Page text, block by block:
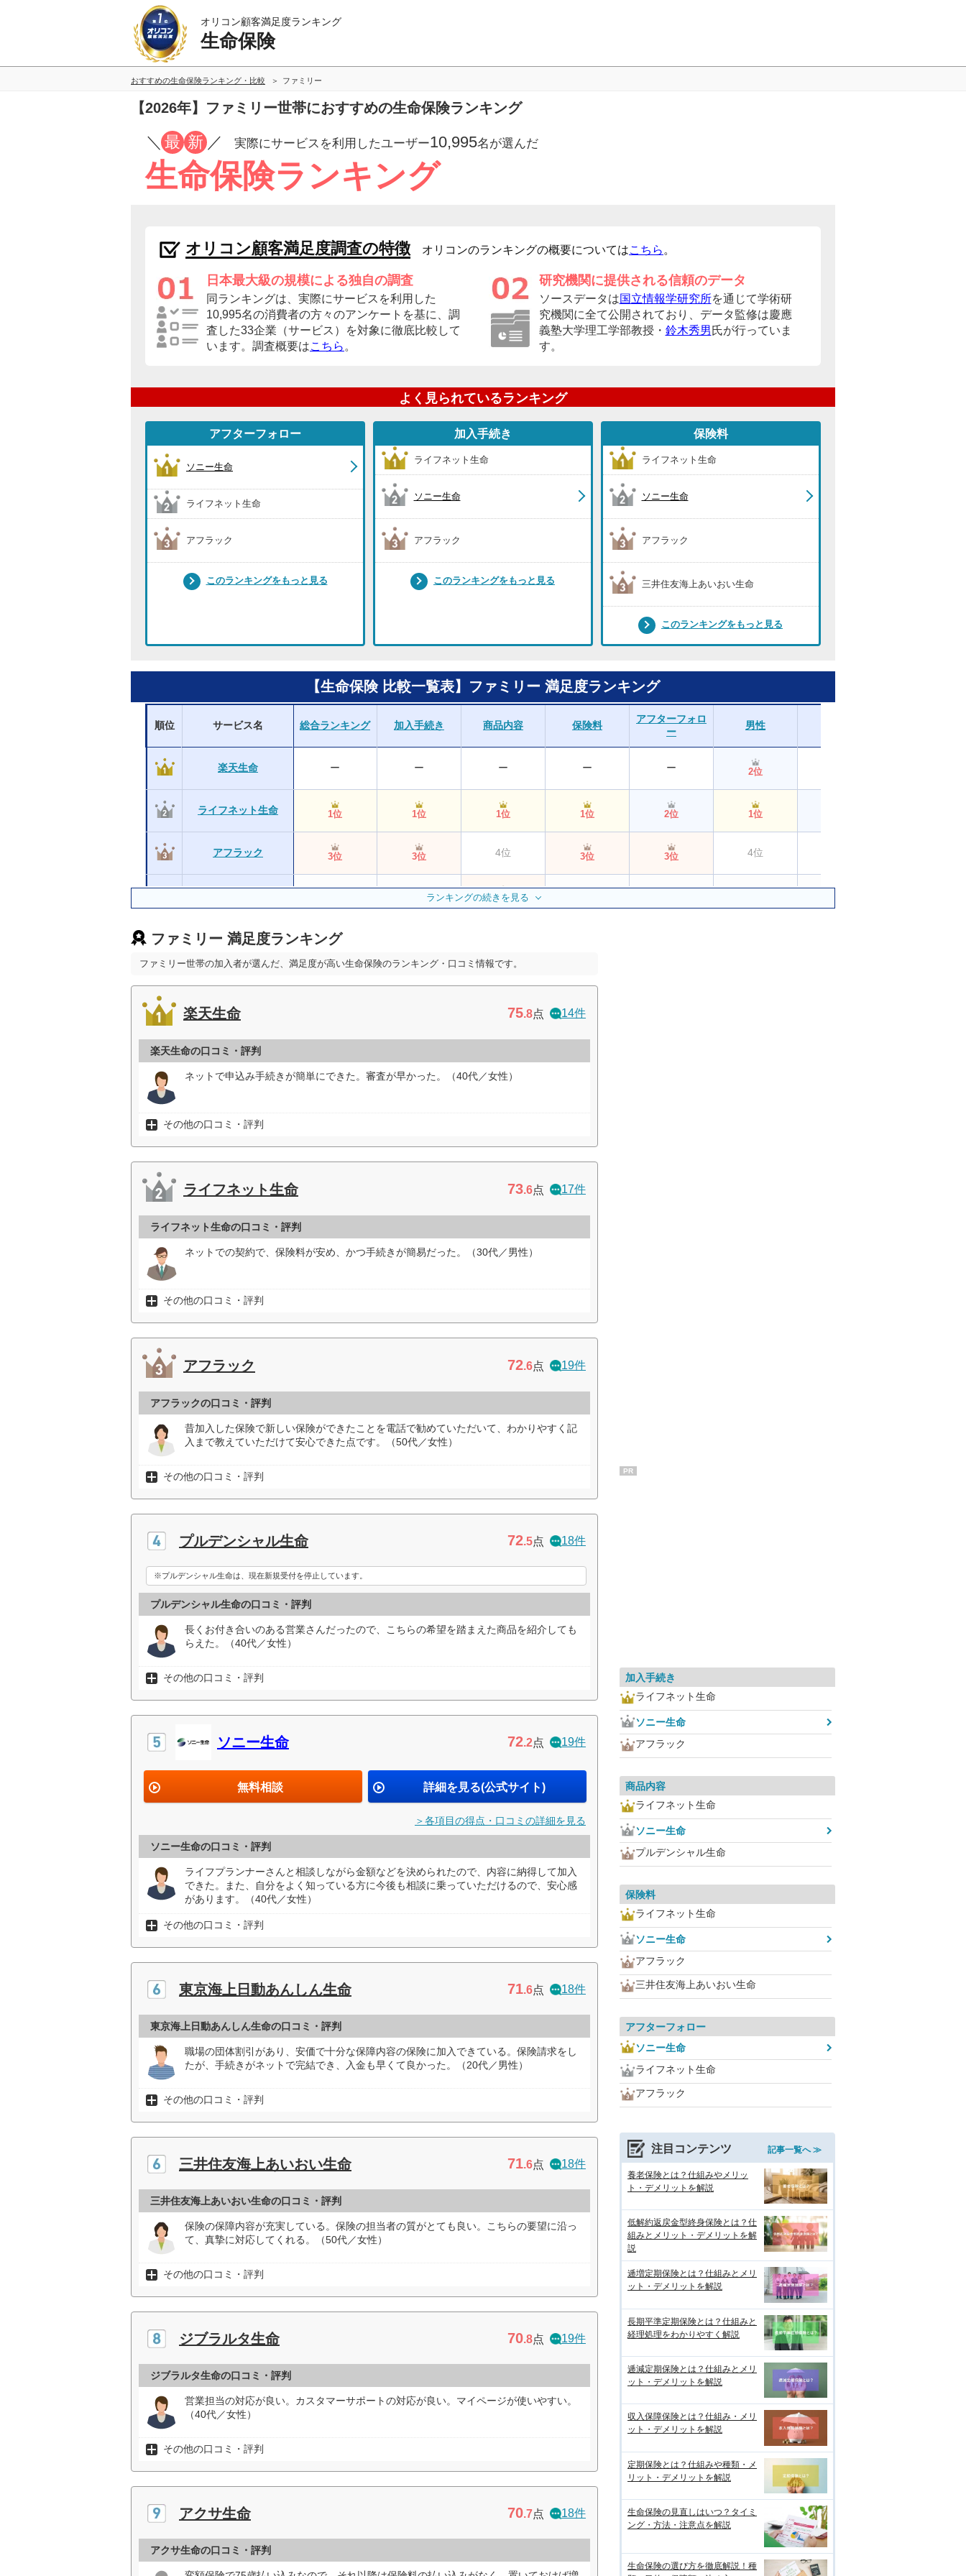
オリコン顧客満足度ランキング
生命保険
おすすめの生命保険ランキング・比較 ファミリー
【2026年】ファミリー世帯におすすめの生命保険ランキング
／ 最 新 ／ 実際にサービスを利用したユーザー10,995名が選んだ
生命保険ランキング
オリコン顧客満足度調査の特徴 オリコンのランキングの概要についてはこちら 。
日本最大級の規模による独自の調査
同ランキングは、実際にサービスを利用した
10,995名の消費者の方々のアンケートを基に、調
査した33企業（サービス）を対象に徹底比較して
います。調査概要はこちら 。
研究機関に提供される信頼のデータ
ソースデータは国立情報学研究所を通じて学術研
究機関に全て公開されており、データ監修は慶應
義塾大学理工学部教授・ 鈴木秀男 氏が行っていま
す。
よく見られているランキング
アフターフォロー
ソニー生命
ライフネット生命
アフラック
このランキングをもっと見る
加入手続き
ライフネット生命
ソニー生命
アフラック
このランキングをもっと見る
保険料
ライフネット生命
ソニー生命
アフラック
三井住友海上あいおい生命
このランキングをもっと見る
【生命保険 比較一覧表】ファミリー 満足度ランキング
順位 サービス名 総合ランキング 加入手続き 商品内容 保険料
アフターフォロ
ー
男性
楽天生命 ー ー ー ー ー 2位
ライフネット生命 1位 1位 1位 1位 2位 1位
アフラック 3位 3位 4位 3位 3位 4位
3位
ソニー生命 2位
生命
三井住友海上あいおい
ジブラルタ生命 8位 8位 9位 ー
オリックス生命 16位 ー ー ー
メットライフ生命 10位 10位
ランキングの続きを見る
ファミリー 満足度ランキング
ファミリー世帯の加入者が選んだ、満足度が高い生命保険のランキング・口コミ情報です。
楽天生命 75.8点 14件
楽天生命の口コミ・評判
ネットで申込み手続きが簡単にできた。審査が早かった。（40代／女性）
その他の口コミ・評判
ライフネット生命 73.6点 17件
ライフネット生命の口コミ・評判
ネットでの契約で、保険料が安め、かつ手続きが簡易だった。（30代／男性）
その他の口コミ・評判
アフラック 72.6点 19件
アフラックの口コミ・評判
昔加入した保険で新しい保険ができたことを電話で勧めていただいて、わかりやすく記
入まで教えていただけて安心できた点です。（50代／女性）
その他の口コミ・評判
プルデンシャル生命 72.5点 18件
※プルデンシャル生命は、現在新規受付を停止しています。
プルデンシャル生命の口コミ・評判
長くお付き合いのある営業さんだったので、こちらの希望を踏まえた商品を紹介しても
らえた。（40代／女性）
その他の口コミ・評判
ソニー生命 72.2点 19件
無料相談 詳細を見る(公式サイト)
＞各項目の得点・口コミの詳細を見る
ソニー生命の口コミ・評判
ライフプランナーさんと相談しながら金額などを決められたので、内容に納得して加入
できた。また、自分をよく知っている方に今後も相談に乗っていただけるので、安心感
があります。（40代／女性）
その他の口コミ・評判
東京海上日動あんしん生命 71.6点 18件
東京海上日動あんしん生命の口コミ・評判
職場の団体割引があり、安価で十分な保障内容の保険に加入できている。保険請求をし
たが、手続きがネットで完結でき、入金も早くて良かった。（20代／男性）
その他の口コミ・評判
三井住友海上あいおい生命 71.6点 18件
三井住友海上あいおい生命の口コミ・評判
保険の保障内容が充実している。保険の担当者の質がとても良い。こちらの要望に沿っ
て、真摯に対応してくれる。（50代／女性）
その他の口コミ・評判
ジブラルタ生命 70.8点 19件
ジブラルタ生命の口コミ・評判
営業担当の対応が良い。カスタマーサポートの対応が良い。マイページが使いやすい。
（40代／女性）
その他の口コミ・評判
アクサ生命 70.7点 18件
アクサ生命の口コミ・評判
PR
加入手続き
ライフネット生命
ソニー生命
アフラック
商品内容
ライフネット生命
ソニー生命
プルデンシャル生命
保険料
ライフネット生命
ソニー生命
アフラック
三井住友海上あいおい生命
アフターフォロー
ソニー生命
ライフネット生命
アフラック
注目コンテンツ 記事一覧へ ≫
養老保険とは？仕組みやメリッ
ト・デメリットを解説
低解約返戻金型終身保険とは？仕
組みとメリット・デメリットを解
説
逓増定期保険とは？仕組みとメリ
ット・デメリットを解説
長期平準定期保険とは？仕組みと
経理処理をわかりやすく解説
逓減定期保険とは？仕組みとメリ
ット・デメリットを解説
収入保障保険とは？仕組み・メリ
ット・デメリットを解説
定期保険とは？仕組みや種類・メ
リット・デメリットを解説
生命保険の見直しはいつ？タイミ
ング・方法・注意点を解説
生命保険の選び方を徹底解説！種